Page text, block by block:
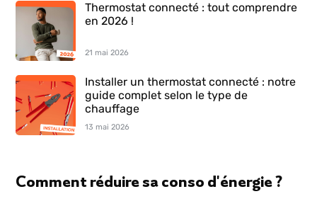
Thermostat connecté : tout comprendre
en 2026 !
21 mai 2026
Installer un thermostat connecté : notre
guide complet selon le type de
chauffage
13 mai 2026
Comment réduire sa conso d'énergie ?